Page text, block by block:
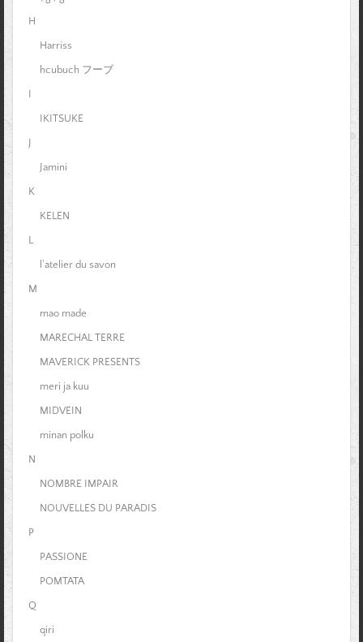
H
Harriss
hcubuch フーブ
I
IKITSUKE
J
Jamini
K
KELEN
L
l'atelier du savon
M
mao made
MARECHAL TERRE
MAVERICK PRESENTS
meri ja kuu
MIDVEIN
minan polku
N
NOMBRE IMPAIR
NOUVELLES DU PARADIS
P
PASSIONE
POMTATA
Q
qiri